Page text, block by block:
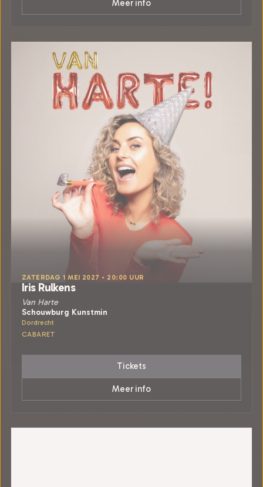
Meer info
ZATERDAG 1 MEI 2027 • 20:00 UUR
Iris Rulkens
Van Harte
Schouwburg Kunstmin
Dordrecht
CABARET
Tickets
Meer info